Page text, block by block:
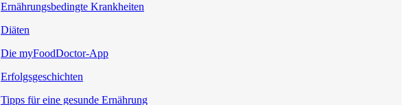
Ernährungsbedingte Krankheiten
Diäten
Die myFoodDoctor-App
Erfolgsgeschichten
Tipps für eine gesunde Ernährung